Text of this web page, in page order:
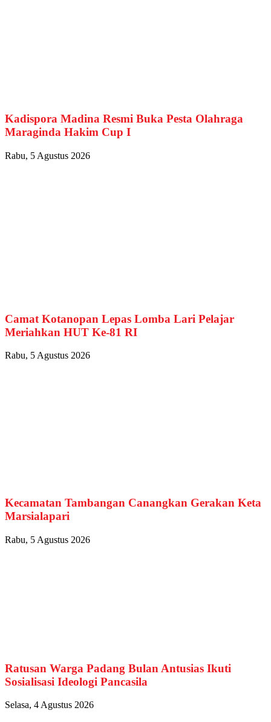
Kadispora Madina Resmi Buka Pesta Olahraga
Maraginda Hakim Cup I
Rabu, 5 Agustus 2026
Camat Kotanopan Lepas Lomba Lari Pelajar
Meriahkan HUT Ke-81 RI
Rabu, 5 Agustus 2026
Kecamatan Tambangan Canangkan Gerakan Keta
Marsialapari
Rabu, 5 Agustus 2026
Ratusan Warga Padang Bulan Antusias Ikuti
Sosialisasi Ideologi Pancasila
Selasa, 4 Agustus 2026